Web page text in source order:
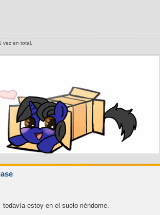
vez en total.
todavía estoy en el suelo riéndome.